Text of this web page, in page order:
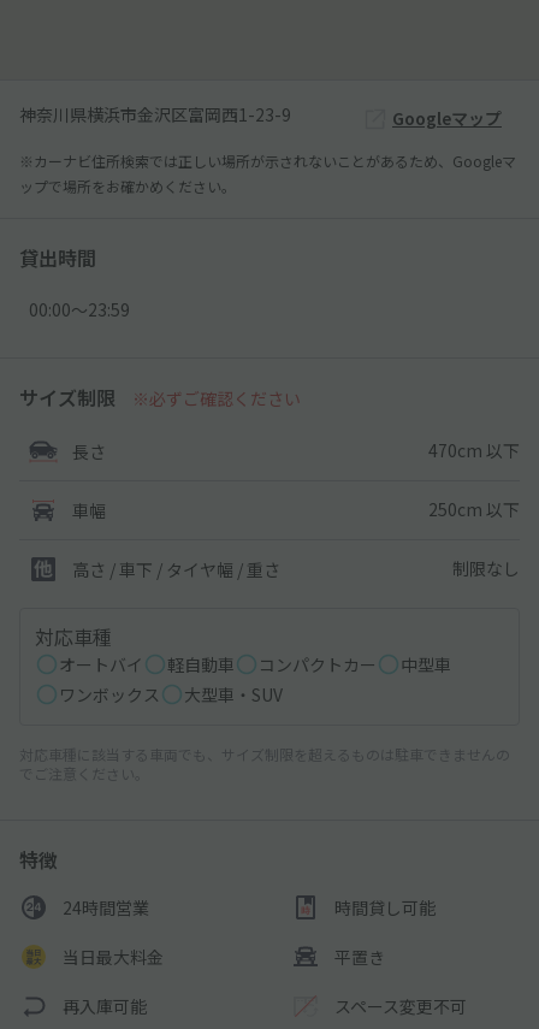
神奈川県横浜市金沢区富岡西1-23-9 Googleマップ
※カーナビ住所検索では正しい場所が示されないことがあるため、Googleマ
ップで場所をお確かめください。
貸出時間
00:00〜23:59
サイズ制限 ※必ずご確認ください
長さ 470cm 以下
車幅 250cm 以下
高さ / 車下 / タイヤ幅 / 重さ 制限なし
対応車種
オートバイ 軽自動車 コンパクトカー
中型車
ワンボックス
大型車・SUV
対応車種に該当する車両でも、サイズ制限を超えるものは駐車できませんの
でご注意ください。
特徴
24時間営業 時間貸し可能
当日最大料金 平置き
再入庫可能 スペース変更不可